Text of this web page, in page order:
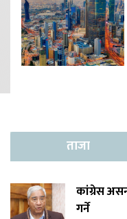
ताजा
कांग्रेस
गर्ने